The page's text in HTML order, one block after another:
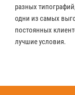
разных
одни из самых
постоянных
лучшие условия.